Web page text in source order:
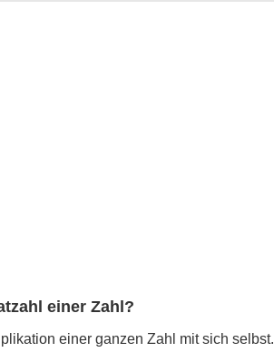
einer Zahl?
einer ganzen Zahl mit sich selbst.